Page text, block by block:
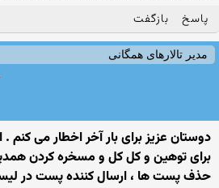
پاسخ بازگفت
مدیر تالارهای همگانی
دوستان عزیز برای بار آخر اخطار می کنم
برای توهین و کل کل و مسخره کردن
حذف پست ها ، ارسال کننده پست در